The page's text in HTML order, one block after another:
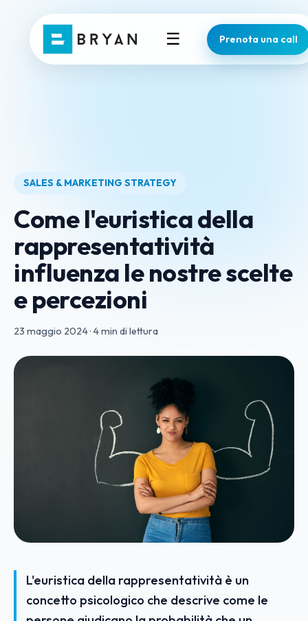
☰ Prenota una call
SALES & MARKETING STRATEGY
Come l'euristica della
rappresentatività
influenza le nostre scelte
e percezioni
23 maggio 2024· 4 min di lettura
L'euristica della rappresentatività è un
concetto psicologico che descrive come le